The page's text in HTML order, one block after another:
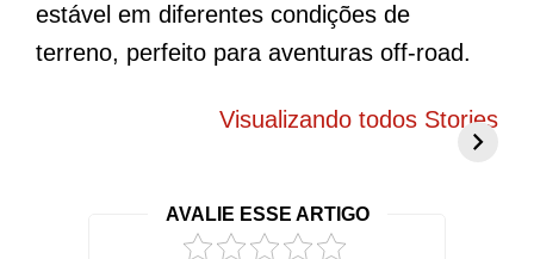
estável em diferentes condições de
terreno, perfeito para aventuras off-road.
208 elétrico
Visualizando todos Stories
AVALIE ESSE ARTIGO